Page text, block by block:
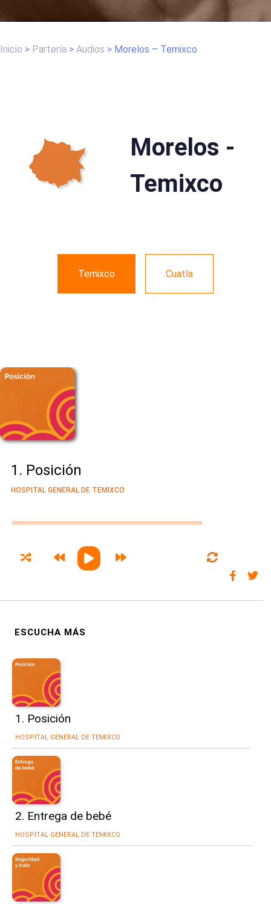
Inicio > Partería > Audios > Morelos – Temixco
Morelos -
Temixco
Temixco Cuatla
1. Posición
HOSPITAL GENERAL DE TEMIXCO
1. Posición
HOSPITAL GENERAL DE TEMIXCO
2. Entrega de bebé
HOSPITAL GENERAL DE TEMIXCO